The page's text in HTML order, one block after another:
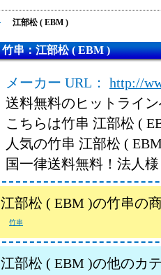
江部松 ( EBM )
竹串：江部松 ( EBM )
メーカー URL：
http://
送料無料のヒットライ
こちらは竹串 江部松 (
人気の竹串 江部松 (
国一律送料無料！法人
江部松 ( EBM )の竹串の
竹串
江部松 ( EBM )の他のカ